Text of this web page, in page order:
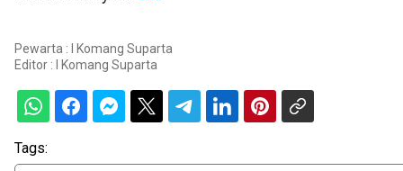
Pewarta : I Komang Suparta
Editor :
I Komang Suparta
Tags: